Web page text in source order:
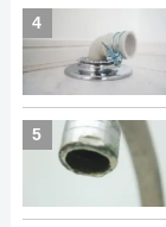
4
5